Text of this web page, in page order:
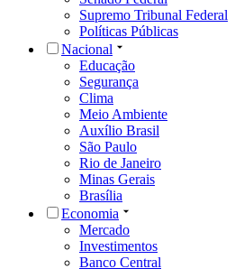
Supremo Tribunal Federal
Políticas Públicas
Nacional
Educação
Segurança
Clima
Meio Ambiente
Auxílio Brasil
São Paulo
Rio de Janeiro
Minas Gerais
Brasília
Economia
Mercado
Investimentos
Banco Central